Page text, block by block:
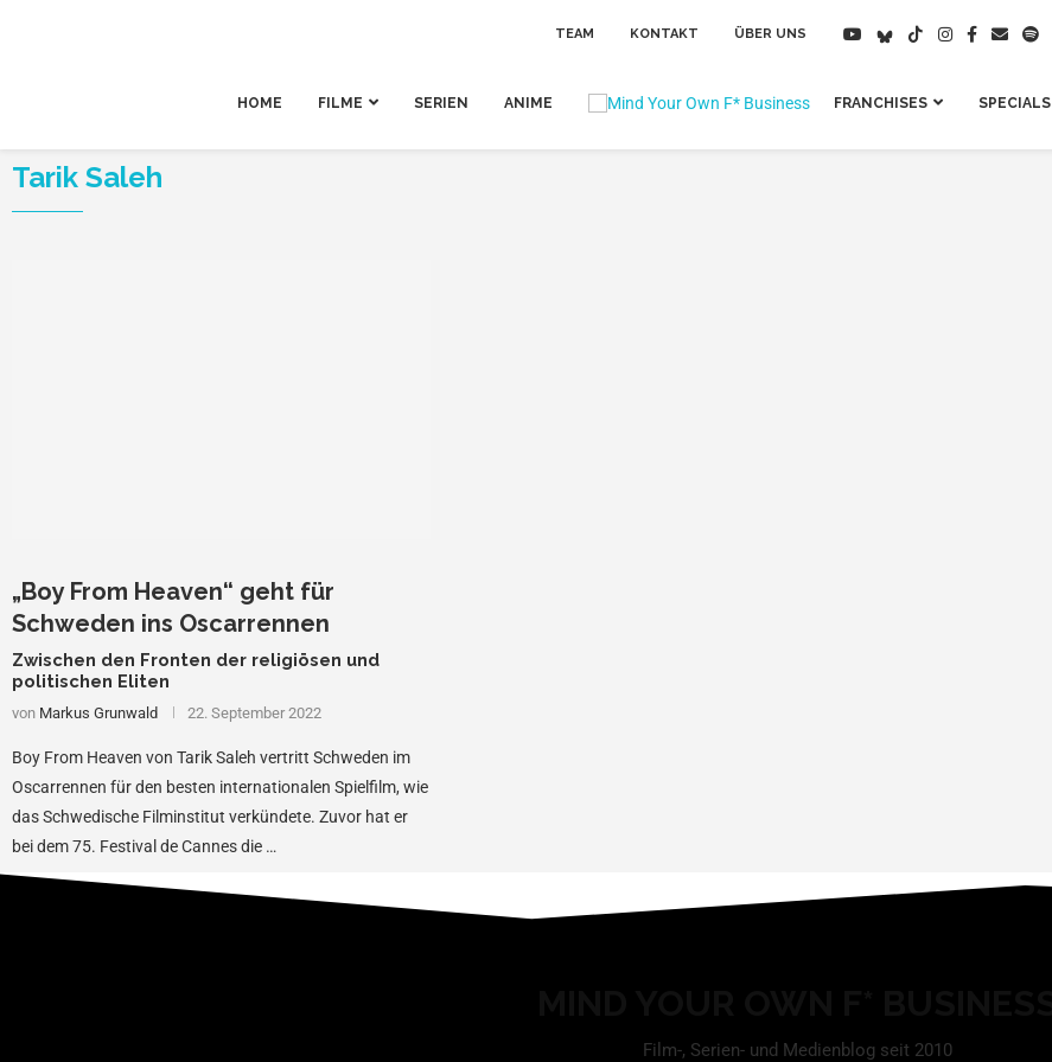
TEAM KONTAKT ÜBER UNS
HOME FILME SERIEN ANIME FRANCHISES SPECIALS
Tarik Saleh
„Boy From Heaven“ geht für
Schweden ins Oscarrennen
Zwischen den Fronten der religiösen und
politischen Eliten
von Markus Grunwald 22. September 2022
Boy From Heaven von Tarik Saleh vertritt Schweden im
Oscarrennen für den besten internationalen Spielfilm, wie
das Schwedische Filminstitut verkündete. Zuvor hat er
bei dem 75. Festival de Cannes die …
Film-, Serien- und Medienblog seit 2010